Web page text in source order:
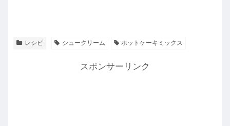
レシピ シュークリーム ホットケーキミックス
スポンサーリンク